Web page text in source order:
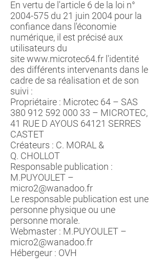
En vertu de l'article 6 de la loi n°
2004-575 du 21 juin 2004 pour la
confiance dans l'économie
numérique, il est précisé aux
utilisateurs du
sitewww.microtec64.fr l'identité
des différents intervenants dans le
cadre de sa réalisation et de son
suivi :
Propriétaire : Microtec 64 – SAS
380 912 592 000 33 – MICROTEC,
41 RUE D AYOUS 64121 SERRES
CASTET
Créateurs : C. MORAL &
Q. CHOLLOT
Responsable publication :
M.PUYOULET –
micro2@wanadoo.fr
Le responsable publication est une
personne physique ou une
personne morale.
Webmaster : M.PUYOULET –
micro2@wanadoo.fr
Hébergeur : OVH